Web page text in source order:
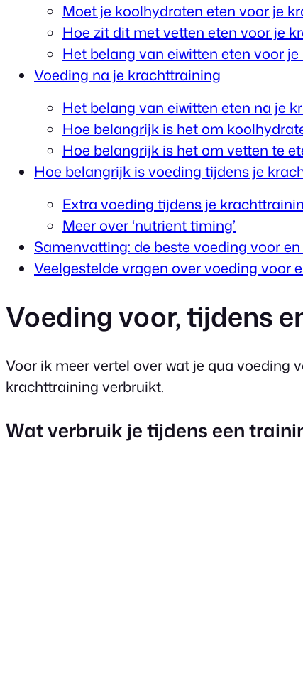
Moet je koolhydraten eten voor je
Hoe zit dit met vetten eten voor je
Het belang van eiwitten eten voor
Voeding na je krachttraining
Het belang van eiwitten eten na je
Hoe belangrijk is het om
Hoe belangrijk is het om vetten te
Hoe belangrijk is voeding tijdens je
Extra voeding tijdens je
Meer over ‘nutrient timing’
Samenvatting: de beste voeding voor
Veelgestelde vragen over voeding voor
Voeding voor, tijdens
Voor ik meer vertel over wat je qua voeding
krachttraining verbruikt.
Wat verbruik je tijdens een